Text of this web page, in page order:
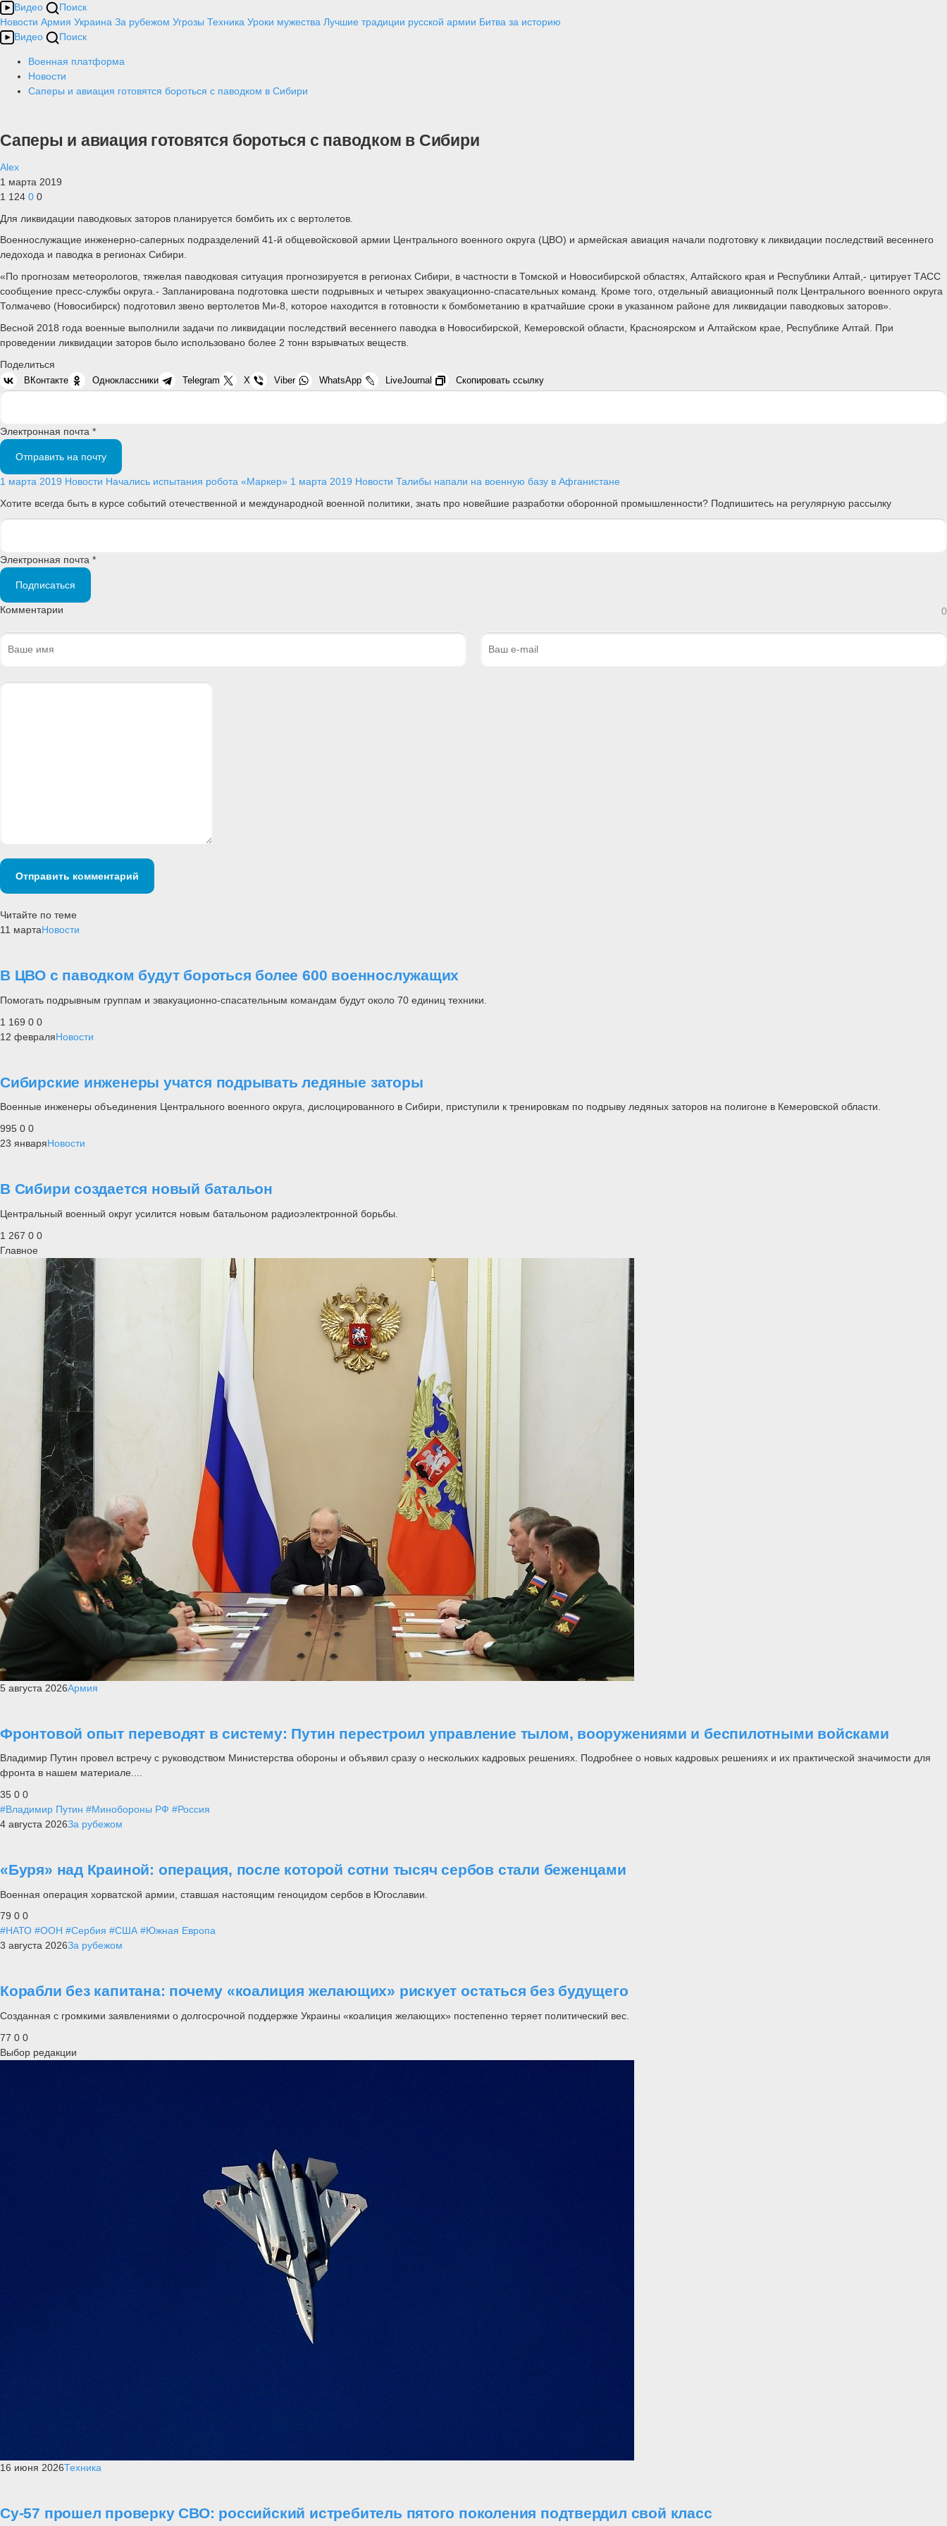
Видео
Поиск
Новости Армия Украина За рубежом Угрозы Техника Уроки мужества Лучшие традиции русской армии Битва за историю
Видео
Поиск
Военная платформа
Новости
Саперы и авиация готовятся бороться с паводком в Сибири
Саперы и авиация готовятся бороться с паводком в Сибири
Alex
1 марта 2019
1 124 0 0
Для ликвидации паводковых заторов планируется бомбить их с вертолетов.
Военнослужащие инженерно-саперных подразделений 41-й общевойсковой армии Центрального военного округа (ЦВО) и армейская авиация начали подготовку к ликвидации последствий весеннего
ледохода и паводка в регионах Сибири.
«По прогнозам метеорологов, тяжелая паводковая ситуация прогнозируется в регионах Сибири, в частности в Томской и Новосибирской областях, Алтайского края и Республики Алтай,- цитирует ТАСС
сообщение пресс-службы округа.- Запланирована подготовка шести подрывных и четырех эвакуационно-спасательных команд. Кроме того, отдельный авиационный полк Центрального военного округа
Толмачево (Новосибирск) подготовил звено вертолетов Ми-8, которое находится в готовности к бомбометанию в кратчайшие сроки в указанном районе для ликвидации паводковых заторов».
Весной 2018 года военные выполнили задачи по ликвидации последствий весеннего паводка в Новосибирской, Кемеровской области, Красноярском и Алтайском крае, Республике Алтай. При
проведении ликвидации заторов было использовано более 2 тонн взрывчатых веществ.
Поделиться
ВКонтакте Одноклассники Telegram X Viber WhatsApp LiveJournal Скопировать ссылку
Электронная почта *
Отправить на почту
1 марта 2019 Новости Начались испытания робота «Маркер» 1 марта 2019 Новости Талибы напали на военную базу в Афганистане
Хотите всегда быть в курсе событий отечественной и международной военной политики, знать про новейшие разработки оборонной промышленности? Подпишитесь на регулярную рассылку
Электронная почта *
Подписаться
Комментарии 0
Отправить комментарий
Читайте по теме
11 мартаНовости
В ЦВО с паводком будут бороться более 600 военнослужащих
Помогать подрывным группам и эвакуационно-спасательным командам будут около 70 единиц техники.
1 169 0 0
12 февраляНовости
Сибирские инженеры учатся подрывать ледяные заторы
Военные инженеры объединения Центрального военного округа, дислоцированного в Сибири, приступили к тренировкам по подрыву ледяных заторов на полигоне в Кемеровской области.
995 0 0
23 январяНовости
В Сибири создается новый батальон
Центральный военный округ усилится новым батальоном радиоэлектронной борьбы.
1 267 0 0
Главное
5 августа 2026Армия
Фронтовой опыт переводят в систему: Путин перестроил управление тылом, вооружениями и беспилотными войсками
Владимир Путин провел встречу с руководством Министерства обороны и объявил сразу о нескольких кадровых решениях. Подробнее о новых кадровых решениях и их практической значимости для
фронта в нашем материале....
35 0 0
#Владимир Путин #Минобороны РФ #Россия
4 августа 2026За рубежом
«Буря» над Краиной: операция, после которой сотни тысяч сербов стали беженцами
Военная операция хорватской армии, ставшая настоящим геноцидом сербов в Югославии.
79 0 0
#НАТО #ООН #Сербия #США #Южная Европа
3 августа 2026За рубежом
Корабли без капитана: почему «коалиция желающих» рискует остаться без будущего
Созданная с громкими заявлениями о долгосрочной поддержке Украины «коалиция желающих» постепенно теряет политический вес.
77 0 0
Выбор редакции
16 июня 2026Техника
Су-57 прошел проверку СВО: российский истребитель пятого поколения подтвердил свой класс